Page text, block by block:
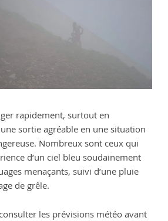
rapidement, surtout en
sortie agréable en une situation
Nombreux sont ceux qui
d’un ciel bleu soudainement
menaçants, suivi d’une pluie
de grêle.
les prévisions météo avant